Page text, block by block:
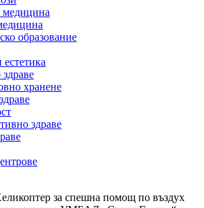
медицина
образование
хранене
здраве
за спешна помощ по въздух